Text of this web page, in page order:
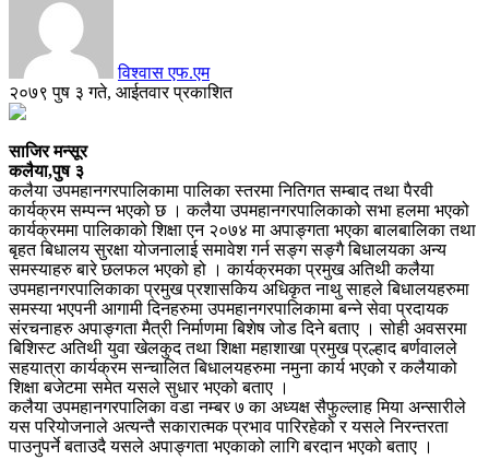
विश्वास एफ.एम
२०७९ पुष ३ गते, आईतवार प्रकाशित
साजिर मन्सूर
कलैया,पुष ३
कलैया उपमहानगरपालिकामा पालिका स्तरमा नितिगत सम्बाद तथा पैरवी
कार्यक्रम सम्पन्न भएको छ । कलैया उपमहानगरपालिकाको सभा हलमा भएको
कार्यक्रममा पालिकाको शिक्षा एन २०७४ मा अपाङ्गता भएका बालबालिका तथा
बृहत बिधालय सुरक्षा योजनालाई समावेश गर्न सङ्ग सङ्गै बिधालयका अन्य
समस्याहरु बारे छलफल भएको हो । कार्यक्रमका प्रमुख अतिथी कलैया
उपमहानगरपालिकाका प्रमुख प्रशासकिय अधिकृत नाथु साहले बिधालयहरुमा
समस्या भएपनी आगामी दिनहरुमा उपमहानगरपालिकामा बन्ने सेवा प्रदायक
संरचनाहरु अपाङ्गता मैत्री निर्माणमा बिशेष जोड दिने बताए । सोही अवसरमा
बिशिस्ट अतिथी युवा खेलकुद तथा शिक्षा महाशाखा प्रमुख प्रल्हाद बर्णवालले
सहयात्रा कार्यक्रम सन्चालित बिधालयहरुमा नमुना कार्य भएको र कलैयाको
शिक्षा बजेटमा समेत यसले सुधार भएको बताए ।
कलैया उपमहानगरपालिका वडा नम्बर ७ का अध्यक्ष सैफुल्लाह मिया अन्सारीले
यस परियोजनाले अत्यन्तै सकारात्मक प्रभाव पारिरहेको र यसले निरन्तरता
पाउनुपर्ने बताउदै यसले अपाङ्गता भएकाको लागि बरदान भएको बताए ।